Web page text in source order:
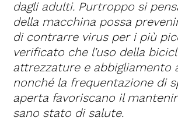
dagli adulti. Purtroppo si
della macchina possa
di contrarre virus per i più
verificato che l’uso della
attrezzature e abbigliamento
nonché la frequentazione di
aperta favoriscano il
sano stato di salute.